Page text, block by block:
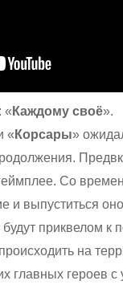
« Каждому своё».
« Корсары»
Со
и выпуститься
будут приквелом к
на
главных героев